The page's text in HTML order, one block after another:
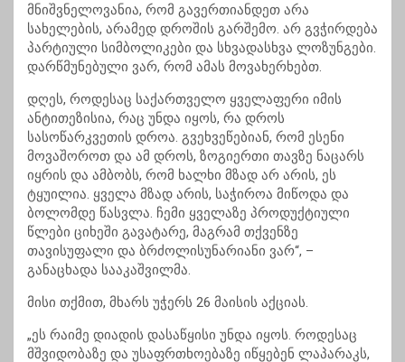
მნიშვნელოვანია, რომ გავერთიანდეთ არა
სახელების, არამედ დროშის გარშემო. არ გვჭირდება
პარტიული სიმბოლიკები და სხვადასხვა ლოზუნგები.
დარწმუნებული ვარ, რომ ამას მოვახერხებთ.
დღეს, როდესაც საქართველო ყველაფერი იმის
ანტითეზისია, რაც უნდა იყოს, რა დროს
სასოწარკვეთის დროა. გვეხვეწებიან, რომ ესენი
მოვაშოროთ და ამ დროს, ზოგიერთი თავზე ნაცარს
იყრის და ამბობს, რომ ხალხი მზად არ არის, ეს
ტყუილია. ყველა მზად არის, საჭიროა მიწოდა და
ბოლომდე წასვლა. ჩემი ყველაზე პროდუქტიული
წლები ციხეში გავატარე, მაგრამ თქვენზე
თავისუფალი და ბრძოლისუნარიანი ვარ“, –
განაცხადა სააკაშვილმა.
მისი თქმით, მხარს უჭერს 26 მაისის აქციას.
„ეს რაიმე დიადის დასაწყისი უნდა იყოს. როდესაც
მშვიდობაზე და უსაფრთხოებაზე იწყებენ ლაპარაკს,